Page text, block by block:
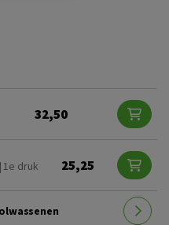
32,50
1e druk
25,25